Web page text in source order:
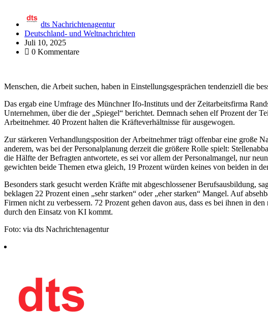
dts Nachrichtenagentur
Deutschland- und Weltnachrichten
Juli 10, 2025
0 Kommentare
Menschen, die Arbeit suchen, haben in Einstellungsgesprächen tendenziell die
Das ergab eine Umfrage des Münchner Ifo-Instituts und der Zeitarbeitsfirma
Unternehmen, über die der „Spiegel“ berichtet. Demnach sehen elf Prozent der
Arbeitnehmer. 40 Prozent halten die Kräfteverhältnisse für ausgewogen.
Zur stärkeren Verhandlungsposition der Arbeitnehmer trägt offenbar eine große
anderem, was bei der Personalplanung derzeit die größere Rolle spielt:
die Hälfte der Befragten antwortete, es sei vor allem der Personalmangel, nur
gewichten beide Themen etwa gleich, 19 Prozent würden keines von beiden in
Besonders stark gesucht werden Kräfte mit abgeschlossener Berufsausbildung,
beklagen 22 Prozent einen „sehr starken“ oder „eher starken“ Mangel. Auf
Firmen nicht zu verbessern. 72 Prozent gehen davon aus, dass es bei ihnen in
durch den Einsatz von KI kommt.
Foto: via dts Nachrichtenagentur